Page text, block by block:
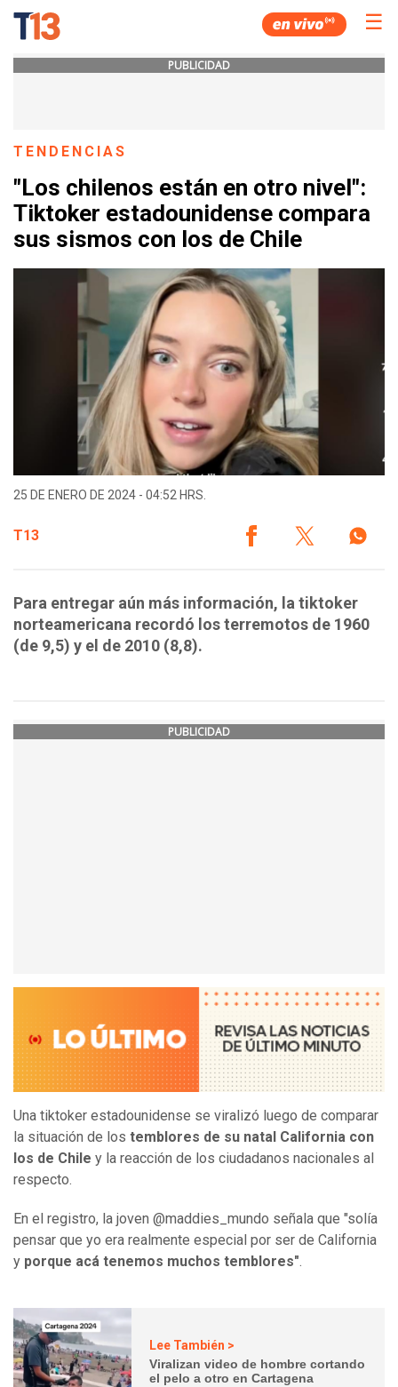
☰
PUBLICIDAD
TENDENCIAS
"Los chilenos están en otro nivel":
Tiktoker estadounidense compara
sus sismos con los de Chile
25 DE ENERO DE 2024 - 04:52 HRS.
T13
Para entregar aún más información, la tiktoker
norteamericana recordó los terremotos de 1960
(de 9,5) y el de 2010 (8,8).
PUBLICIDAD
Una tiktoker estadounidense se viralizó luego de comparar
la situación de los temblores de su natal California con
los de Chile y la reacción de los ciudadanos nacionales al
respecto.
En el registro, la joven @maddies_mundo señala que "solía
pensar que yo era realmente especial por ser de California
y porque acá tenemos muchos temblores".
Lee También >
Viralizan video de hombre cortando
el pelo a otro en Cartagena